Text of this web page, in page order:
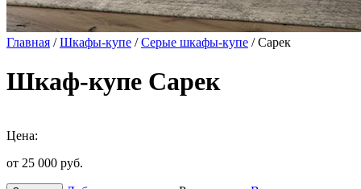
Главная /Шкафы-купе /Серые шкафы-купе / Сарек
Шкаф-купе Сарек
Цена:
от 25 000 руб.